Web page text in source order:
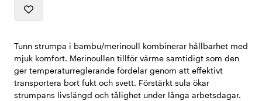
Tunn strumpa i bambu/merinoull kombinerar hållbarhet med
mjuk komfort. Merinoullen tillför värme samtidigt som den
ger temperaturreglerande fördelar genom att effektivt
transportera bort fukt och svett. Förstärkt sula ökar
strumpans livslängd och tålighet under långa arbetsdagar.